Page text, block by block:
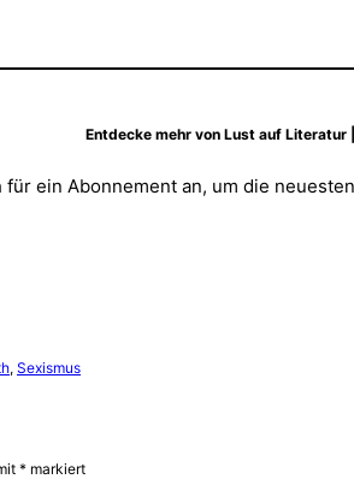
Entdecke mehr von Lust auf Literatur
für ein Abonnement an, um die
, Sexismus
* markiert